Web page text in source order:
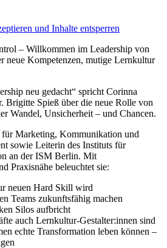
und Inhalte entsperren
– Willkommen im Leadership von
neue Kompetenzen, mutige Lernkultur
neu gedacht“ spricht Corinna
Brigitte Spieß über die neue Rolle von
Wandel, Unsicherheit – und Chancen.
für Marketing, Kommunikation und
sowie Leiterin des Instituts für
an der ISM Berlin. Mit
Praxisnähe beleuchtet sie:
neuen Hard Skill wird
Teams zukunftsfähig machen
Silos aufbricht
auch Lernkultur-Gestalter:innen sind
echte Transformation leben können –